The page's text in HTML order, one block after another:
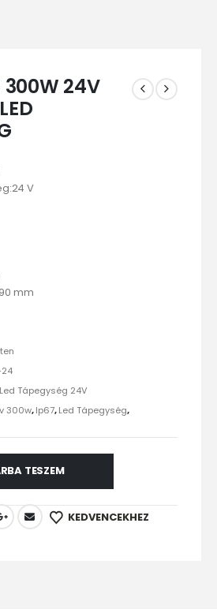
300W 24V
V
mm
Tápegység 24V
300w,Ip67,Led Tápegység,
TESZEM
KEDVENCEKHEZ